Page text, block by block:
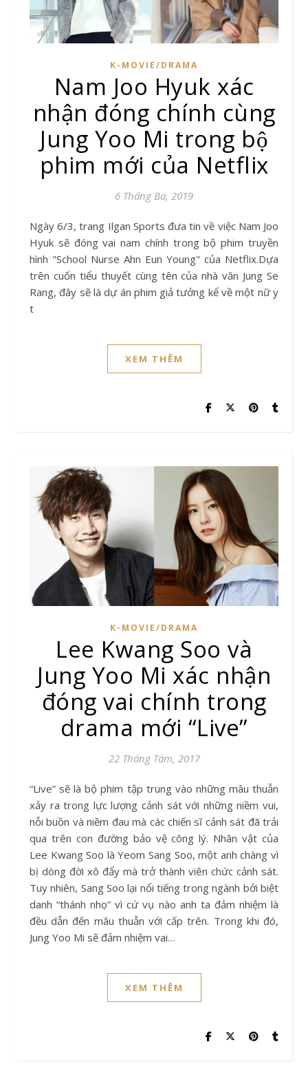
K-MOVIE/DRAMA
Nam Joo Hyuk xác
nhận đóng chính cùng
Jung Yoo Mi trong bộ
phim mới của Netflix
6 Tháng Ba, 2019
Ngày 6/3, trang Ilgan Sports đưa tin về việc Nam Joo
Hyuk sẽ đóng vai nam chính trong bộ phim truyền
hình "School Nurse Ahn Eun Young" của Netflix.Dựa
trên cuốn tiểu thuyết cùng tên của nhà văn Jung Se
Rang, đây sẽ là dự án phim giả tưởng kể về một nữ y
t
XEM THÊM
K-MOVIE/DRAMA
Lee Kwang Soo và
Jung Yoo Mi xác nhận
đóng vai chính trong
drama mới “Live”
22 Tháng Tám, 2017
“Live” sẽ là bộ phim tập trung vào những mâu thuẫn
xảy ra trong lực lượng cảnh sát với những niềm vui,
nỗi buồn và niềm đau mà các chiến sĩ cảnh sát đã trải
qua trên con đường bảo vệ công lý. Nhân vật của
Lee Kwang Soo là Yeom Sang Soo, một anh chàng vì
bị dòng đời xô đẩy mà trở thành viên chức cảnh sát.
Tuy nhiên, Sang Soo lại nổi tiếng trong ngành bởi biệt
danh “thánh nhọ” vì cứ vụ nào anh ta đảm nhiệm là
đều dẫn đến mâu thuẫn với cấp trên. Trong khi đó,
Jung Yoo Mi sẽ đảm nhiệm vai…
XEM THÊM